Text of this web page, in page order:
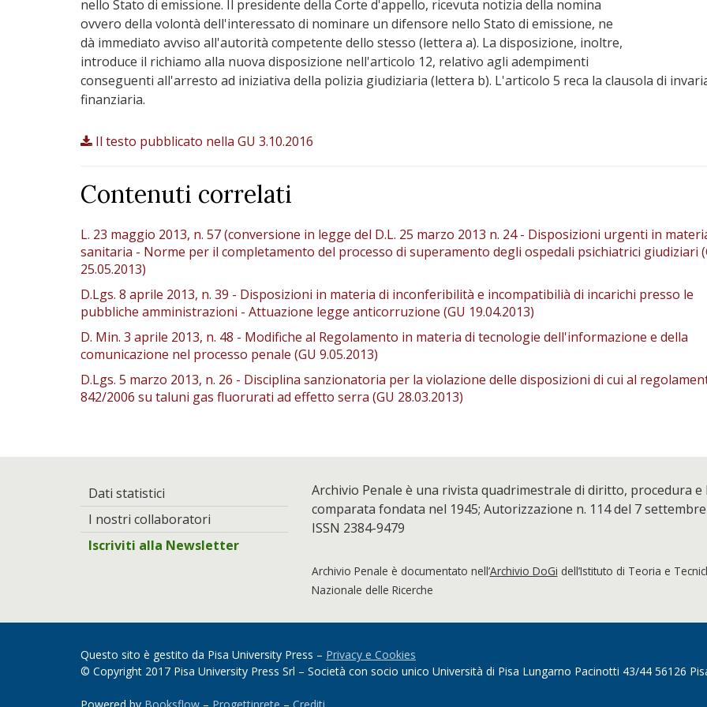
nello Stato di emissione. Il presidente della Corte d'appello, ricevuta notizia della nomina
ovvero della volontà dell'interessato di nominare un difensore nello Stato di emissione, ne
dà immediato avviso all'autorità competente dello stesso (lettera a). La disposizione, inoltre,
introduce il richiamo alla nuova disposizione nell'articolo 12, relativo agli adempimenti
conseguenti all'arresto ad iniziativa della polizia giudiziaria (lettera b). L'articolo 5 reca la clausola di
finanziaria.
Il testo pubblicato nella GU 3.10.2016
Contenuti correlati
L. 23 maggio 2013, n. 57 (conversione in legge del D.L. 25 marzo 2013 n. 24 - Disposizioni urgenti in
sanitaria - Norme per il completamento del processo di superamento degli ospedali psichiatrici giudiziari
25.05.2013)
D.Lgs. 8 aprile 2013, n. 39 - Disposizioni in materia di inconferibilità e incompatibilià di incarichi presso le
pubbliche amministrazioni - Attuazione legge anticorruzione (GU 19.04.2013)
D. Min. 3 aprile 2013, n. 48 - Modifiche al Regolamento in materia di tecnologie dell'informazione e della
comunicazione nel processo penale (GU 9.05.2013)
D.Lgs. 5 marzo 2013, n. 26 - Disciplina sanzionatoria per la violazione delle disposizioni di cui al
842/2006 su taluni gas fluorurati ad effetto serra (GU 28.03.2013)
Dati statistici
I nostri collaboratori
Iscriviti alla Newsletter
Archivio Penale è una rivista quadrimestrale di diritto, procedura
comparata fondata nel 1945; Autorizzazione n. 114 del 7
ISSN 2384-9479
Archivio Penale è documentato nell’Archivio DoGi dell’Istituto di Teoria e
Nazionale delle Ricerche
Questo sito è gestito da Pisa University Press – Privacy e Cookies
© Copyright 2017 Pisa University Press Srl – Società con socio unico Università di Pisa Lungarno Pacinotti 43/44 56126